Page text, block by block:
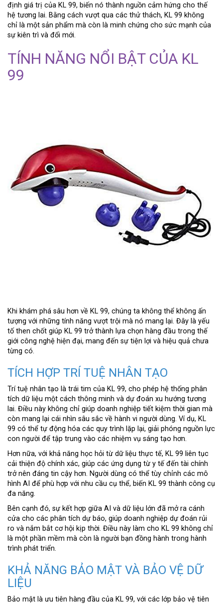
định giá trị của KL 99, biến nó thành nguồn cảm hứng cho thế
hệ tương lai. Bằng cách vượt qua các thử thách, KL 99 không
chỉ là một sản phẩm mà còn là minh chứng cho sức mạnh của
sự kiên trì và đổi mới.
TÍNH NĂNG NỔI BẬT CỦA KL
99
Khi khám phá sâu hơn về KL 99, chúng ta không thể không ấn
tượng với những tính năng vượt trội mà nó mang lại. Đây là yếu
tố then chốt giúp KL 99 trở thành lựa chọn hàng đầu trong thế
giới công nghệ hiện đại, mang đến sự tiện lợi và hiệu quả chưa
từng có.
TÍCH HỢP TRÍ TUỆ NHÂN TẠO
Trí tuệ nhân tạo là trái tim của KL 99, cho phép hệ thống phân
tích dữ liệu một cách thông minh và dự đoán xu hướng tương
lai. Điều này không chỉ giúp doanh nghiệp tiết kiệm thời gian mà
còn mang lại cái nhìn sâu sắc về hành vi người dùng. Ví dụ, KL
99 có thể tự động hóa các quy trình lặp lại, giải phóng nguồn lực
con người để tập trung vào các nhiệm vụ sáng tạo hơn.
Hơn nữa, với khả năng học hỏi từ dữ liệu thực tế, KL 99 liên tục
cải thiện độ chính xác, giúp các ứng dụng từ y tế đến tài chính
trở nên đáng tin cậy hơn. Người dùng có thể tùy chỉnh các mô
hình AI để phù hợp với nhu cầu cụ thể, biến KL 99 thành công cụ
đa năng.
Bên cạnh đó, sự kết hợp giữa AI và dữ liệu lớn đã mở ra cánh
cửa cho các phân tích dự báo, giúp doanh nghiệp dự đoán rủi
ro và nắm bắt cơ hội kịp thời. Điều này làm cho KL 99 không chỉ
là một phần mềm mà còn là người bạn đồng hành trong hành
trình phát triển.
KHẢ NĂNG BẢO MẬT VÀ BẢO VỆ DỮ
LIỆU
Bảo mật là ưu tiên hàng đầu của KL 99, với các lớp bảo vệ tiên